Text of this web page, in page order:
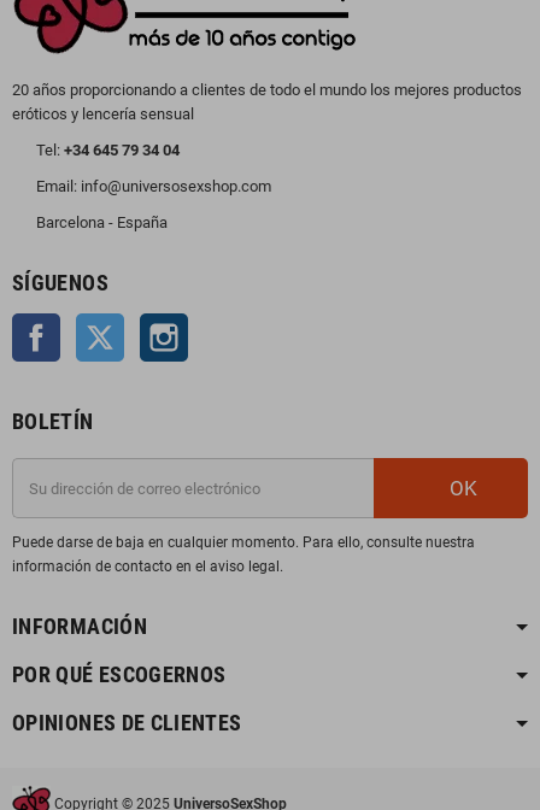
20 años proporcionando a clientes de todo el mundo los mejores productos
eróticos y lencería sensual
Tel: +34 645 79 34 04
Email: info@universosexshop.com
Barcelona - España
SÍGUENOS
Facebook Twitter
BOLETÍN
OK
Puede darse de baja en cualquier momento. Para ello, consulte nuestra
información de contacto en el aviso legal.
INFORMACIÓN
POR QUÉ ESCOGERNOS
OPINIONES DE CLIENTES
Copyright © 2025 UniversoSexShop